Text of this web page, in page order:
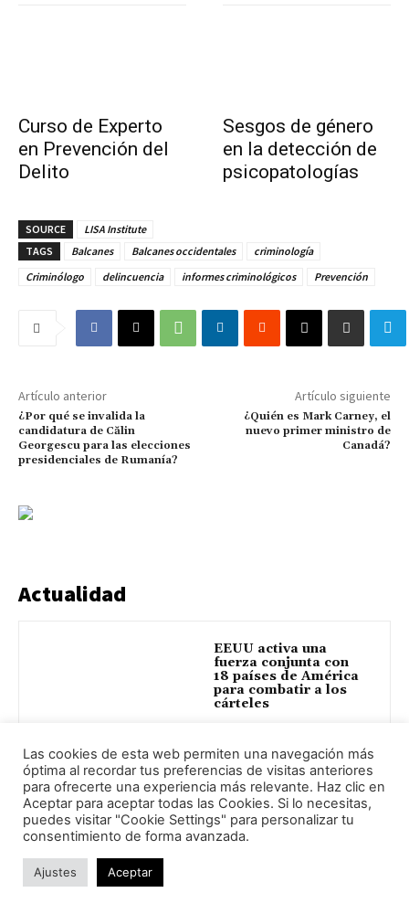
Curso de Experto
en Prevención del
Delito
Sesgos de género
en la detección de
psicopatologías
SOURCE
LISA Institute
TAGS
Balcanes Balcanes occidentales
criminología
Criminólogo
delincuencia informes criminológicos Prevención
Artículo anterior
¿Por qué se invalida la
candidatura de Călin
Georgescu para las elecciones
presidenciales de Rumanía?
Artículo siguiente
¿Quién es Mark Carney, el
nuevo primer ministro de
Canadá?
Actualidad
EEUU activa una
fuerza conjunta con
18 países de América
para combatir a los
cárteles
¿Por qué Ceuta y
Melilla no son
colonias españolas?
Las cookies de esta web permiten una navegación más
óptima al recordar tus preferencias de visitas anteriores
para ofrecerte una experiencia más relevante. Haz clic en
Aceptar para aceptar todas las Cookies. Si lo necesitas,
puedes visitar "Cookie Settings" para personalizar tu
consentimiento de forma avanzada.
Ajustes Aceptar